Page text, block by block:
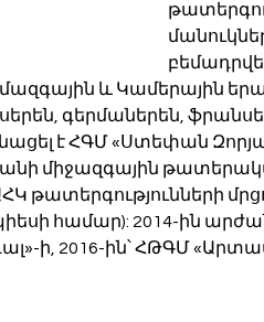
և Կամերային
գերմաներեն,
է ՀԳՄ «Ստեփան
միջազգային
թատերգությունների
համար): 2014-ին
ի, 2016-ին՝ ՀԹԳՄ